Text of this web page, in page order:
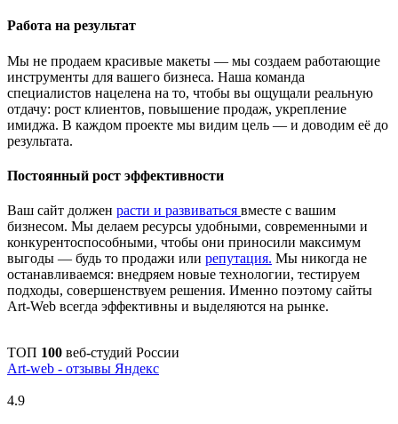
Работа на результат
Мы не продаем красивые макеты — мы создаем работающие
инструменты для вашего бизнеса. Наша команда
специалистов нацелена на то, чтобы вы ощущали реальную
отдачу: рост клиентов, повышение продаж, укрепление
имиджа. В каждом проекте мы видим цель — и доводим её до
результата.
Постоянный рост эффективности
Ваш сайт должен расти и развиваться вместе с вашим
бизнесом. Мы делаем ресурсы удобными, современными и
конкурентоспособными, чтобы они приносили максимум
выгоды — будь то продажи или репутация. Мы никогда не
останавливаемся: внедряем новые технологии, тестируем
подходы, совершенствуем решения. Именно поэтому сайты
Art-Web всегда эффективны и выделяются на рынке.
ТОП 100 веб-студий России
Art-web - отзывы Яндекс
4.9